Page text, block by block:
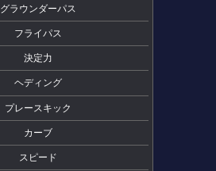
グラウンダーパス
フライパス
決定力
ヘディング
プレースキック
カーブ
スピード